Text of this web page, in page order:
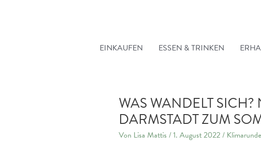
EINKAUFEN
ESSEN & TRINKEN
WAS WANDELT
DARMSTADT ZUM
Von Lisa Mattis /1. August 2022/ Klimarunde